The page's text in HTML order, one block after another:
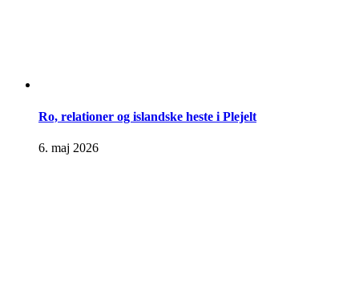
Ro, relationer og islandske heste i Plejelt
6. maj 2026